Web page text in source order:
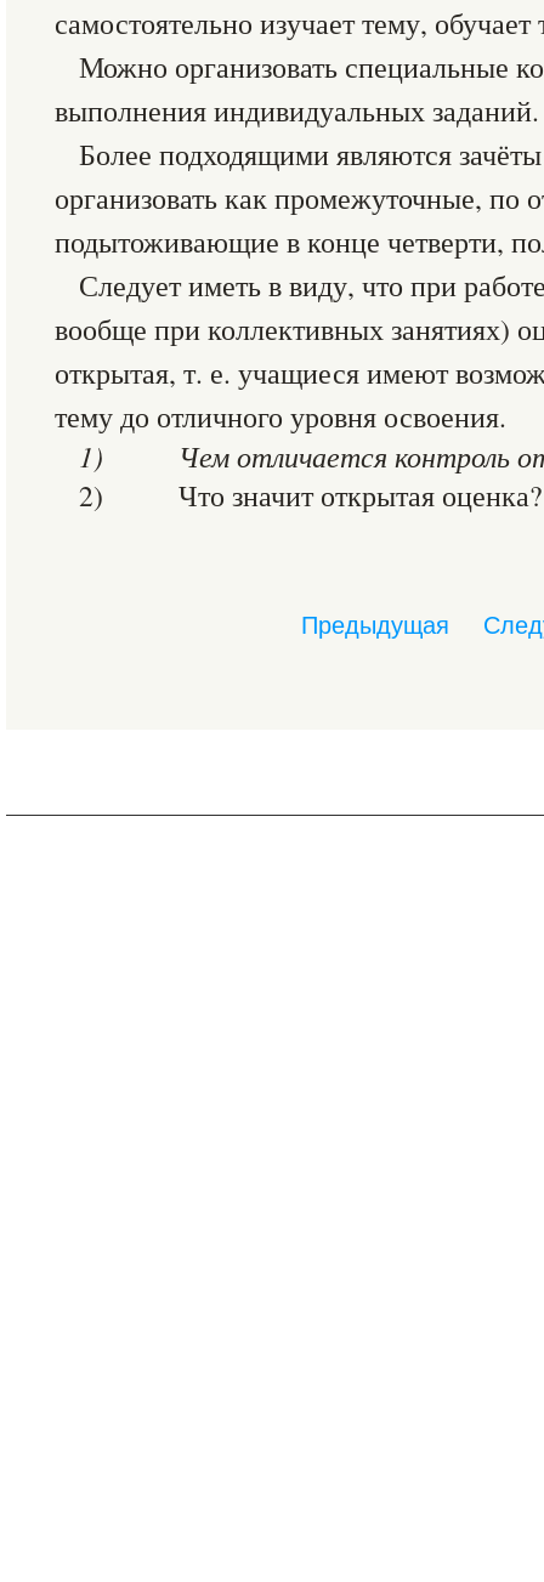
самостоятельно изучает тему,
Можно организовать специальные
выполнения индивидуальных заданий.
Более подходящими являются
организовать как промежуточные, по
подытоживающие в конце четверти,
Следует иметь в виду, что при
вообще при коллективных занятиях)
открытая, т. е. учащиеся имеют
тему до отличного уровня освоения.
1) Чем отличается контроль
2) Что значит открытая оценка?
Предыдущая